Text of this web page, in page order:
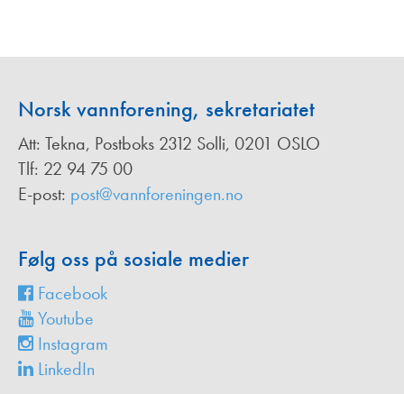
Norsk vannforening, sekretariatet
Att: Tekna, Postboks 2312 Solli, 0201 OSLO
Tlf: 22 94 75 00
E-post: post@vannforeningen.no
Følg oss på sosiale medier
Facebook
Youtube
Instagram
LinkedIn